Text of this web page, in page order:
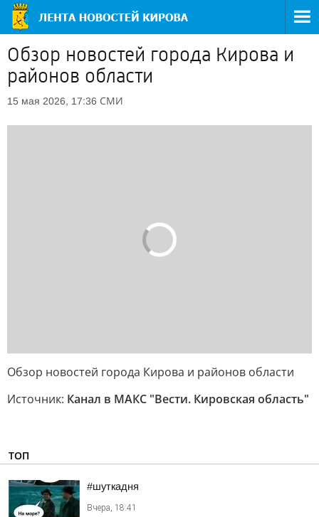
Обзор новостей города Кирова и
районов области
15 мая 2026, 17:36 СМИ
Обзор новостей города Кирова и районов области
Источник: Канал в МАКС "Вести. Кировская область"
ТОП
#шуткадня
Вчера, 18:41